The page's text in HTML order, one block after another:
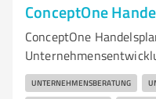
ConceptOne
ConceptOne
UNTERNEHMENSBERATUNG